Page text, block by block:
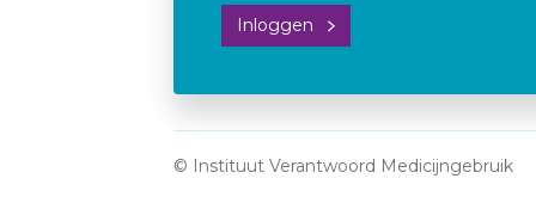
Inloggen
© Instituut Verantwoord Medicijngebruik